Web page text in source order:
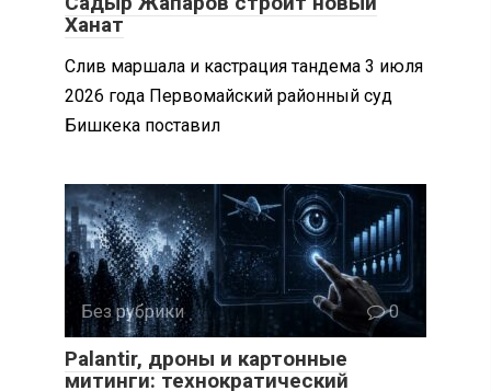
Ханат
Слив маршала и кастрация тандема 3 июля
2026 года Первомайский районный суд
Бишкека поставил
Без рубрики 0
Palantir, дроны и картонные
митинги: технократический